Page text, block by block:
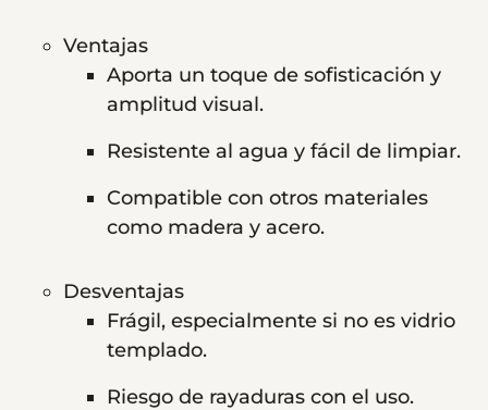
Ventajas
Aporta un toque de sofisticación y
amplitud visual.
Resistente al agua y fácil de limpiar.
Compatible con otros materiales
como madera y acero.
Desventajas
Frágil, especialmente si no es vidrio
templado.
Riesgo de rayaduras con el uso.